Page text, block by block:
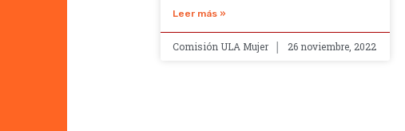
Leer más »
Comisión ULA Mujer 26 noviembre, 2022